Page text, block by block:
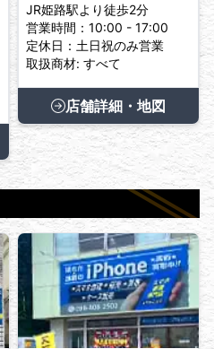
JR姫路駅より徒歩2分
営業時間：10:00 - 17:00
定休日：土日祝のみ営業
取扱商材: すべて
店舗詳細・地図